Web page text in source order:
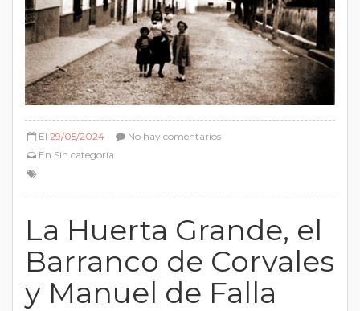
El 29/05/2024
En Sin categoría
No hay comentarios
La Huerta Grande, el
Barranco de Corvales
y Manuel de Falla